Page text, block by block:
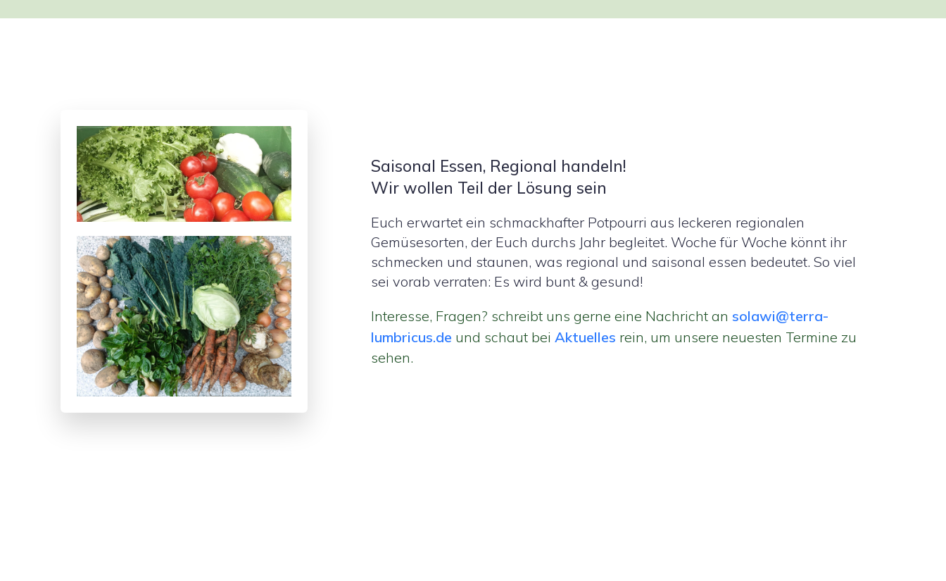
Saisonal Essen, Regional handeln!
Wir wollen Teil der Lösung sein
Euch erwartet ein schmackhafter Potpourri aus leckeren regionalen
Gemüsesorten, der Euch durchs Jahr begleitet. Woche für Woche könnt ihr
schmecken und staunen, was regional und saisonal essen bedeutet. So viel
sei vorab verraten: Es wird bunt & gesund!
Interesse, Fragen? schreibt uns gerne eine Nachricht an solawi@terra-
lumbricus.de und schaut bei Aktuelles rein, um unsere neuesten Termine zu
sehen.